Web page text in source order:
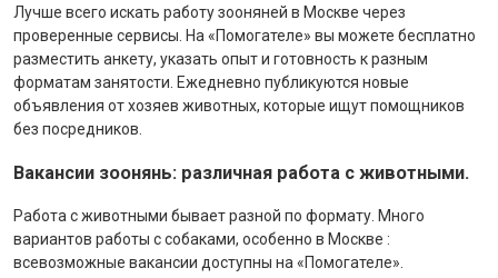
Лучше всего искать работу зооняней в Москве через
проверенные сервисы. На «Помогателе» вы можете бесплатно
разместить анкету, указать опыт и готовность к разным
форматам занятости. Ежедневно публикуются новые
объявления от хозяев животных, которые ищут помощников
без посредников.
Вакансии зоонянь: различная работа с животными.
Работа с животными бывает разной по формату. Много
вариантов работы с собаками, особенно в Москве :
всевозможные вакансии доступны на «Помогателе».